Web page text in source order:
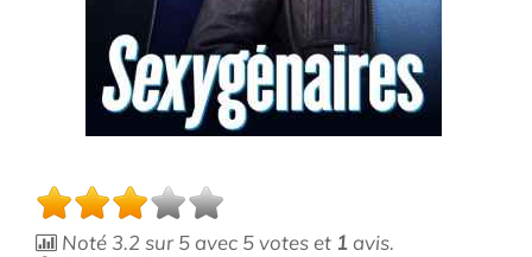
Noté 3.2 sur5 avec 5votes et 1 avis.